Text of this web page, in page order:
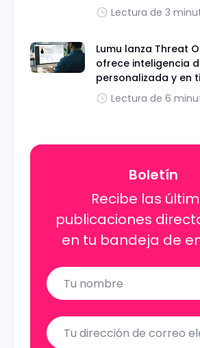
Lectura de 3
Lumu lanza Threat
ofrece inteligencia
personalizada y en
Lectura de 6
Boletín
Recibe las
publicaciones
en tu bandeja de
Name
Email